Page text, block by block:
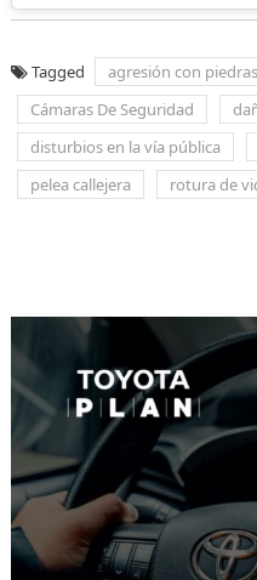
Tagged agresión con piedras
Cámaras De Seguridad
disturbios en la vía pública
pelea callejera
rotura de
entradas